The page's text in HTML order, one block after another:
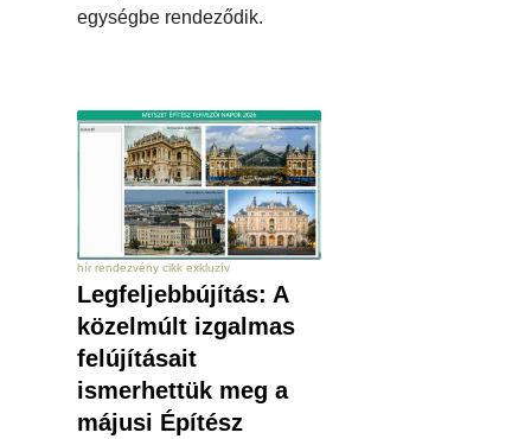
egységbe rendeződik.
hír rendezvény cikk exkluzív
Legfeljebbújítás: A
közelmúlt izgalmas
felújításait
ismerhettük meg a
májusi Építész